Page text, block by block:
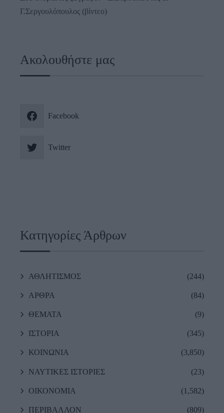
Γ.Σεργουλόπουλος (βίντεο)
Ακολουθήστε μας
Facebook
Twitter
Κατηγορίες Άρθρων
ΑΘΛΗΤΙΣΜΟΣ (244)
ΑΡΘΡΑ (84)
ΘΕΜΑΤΑ (9)
ΙΣΤΟΡΙΑ (345)
ΚΟΙΝΩΝΙΑ (3,850)
ΝΑΥΤΙΚΕΣ ΙΣΤΟΡΙΕΣ (23)
ΟΙΚΟΝΟΜΙΑ (1,582)
ΠΕΡΙΒΑΛΛΟΝ (809)